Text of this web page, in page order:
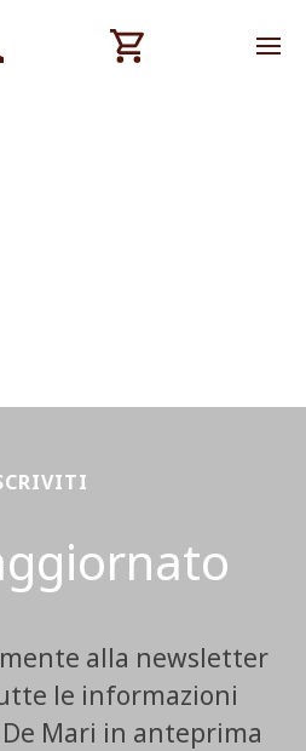
alla newsletter
le informazioni
Mari in anteprima